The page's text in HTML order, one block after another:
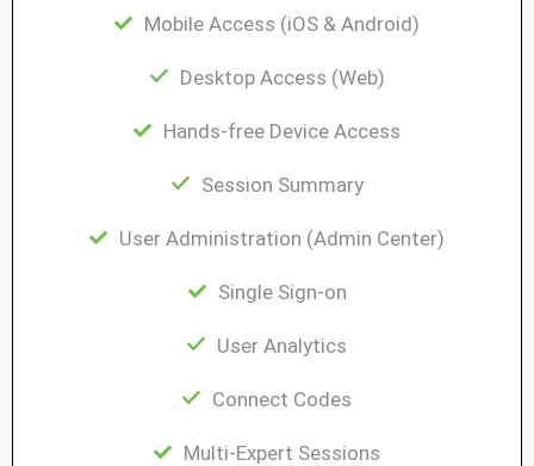
Mobile Access (iOS & Android)
Desktop Access (Web)
Hands-free Device Access
Session Summary
User Administration (Admin Center)
Single Sign-on
User Analytics
Connect Codes
Multi-Expert Sessions